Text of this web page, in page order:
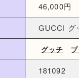
46,000円
GUCCI グ
グッチ
181092